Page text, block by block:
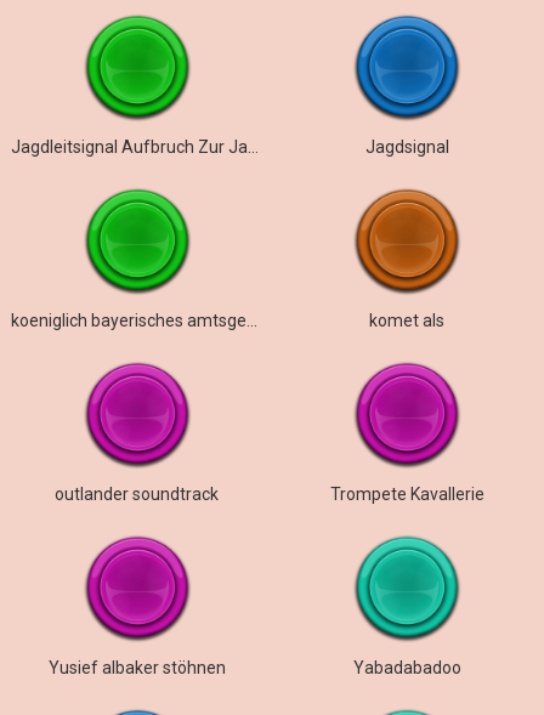
Jagdsignal
komet als
outlander soundtrack Trompete Kavallerie
Yusief albaker stöhnen Yabadabadoo